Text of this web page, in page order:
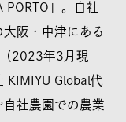
PORTO」。自社
阪・中津にある
2023年3月現
KIMIYU Global代
社農園での農業